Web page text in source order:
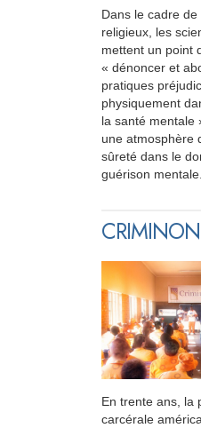
Dans le cadre
religieux, les
mettent un point
« dénoncer et
pratiques
physiquement
la santé mentale
une atmosphère
sûreté dans le
guérison mentale.
CRIMINON
En trente ans, la
carcérale